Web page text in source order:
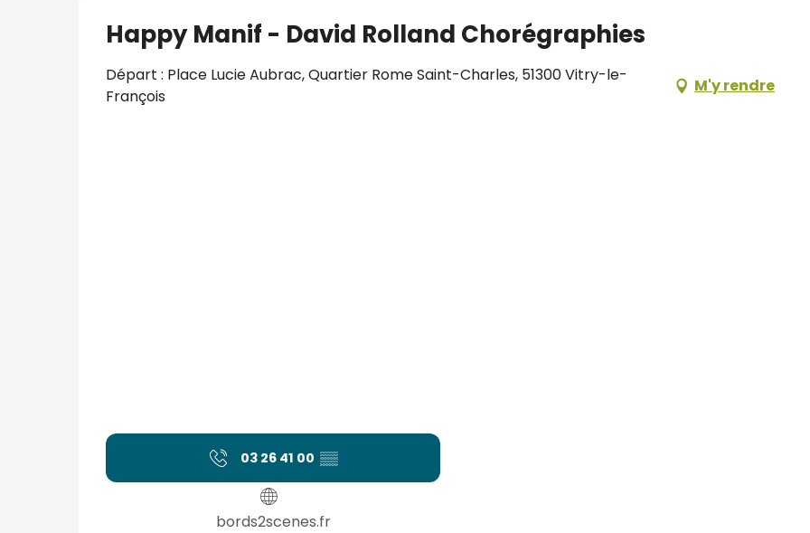
Happy Manif - David Rolland Chorégraphies
Départ : Place Lucie Aubrac, Quartier Rome Saint-Charles, 51300 Vitry-le-
François
M'y rendre
03 26 41 00 ▒▒
bords2scenes.fr